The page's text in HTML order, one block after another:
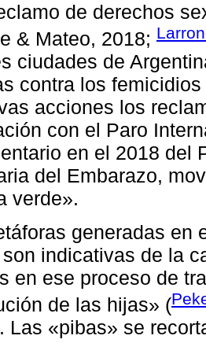
de derechos
& Mateo, 2018;
ciudades de
contra los
acciones los
con el Paro
en el 2018 del
del Embarazo,
verde».
generadas en
indicativas de la
en ese proceso de
de las hijas» (
Las «pibas» se